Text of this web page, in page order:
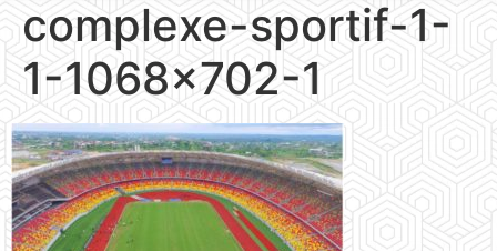
complexe-sportif-1-
1-1068×702-1